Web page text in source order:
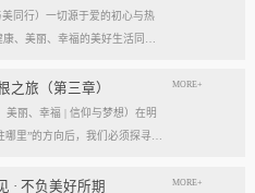
命，绘制出一幅清晰而雄心勃
步伐，从专业的深度走向事业
康领域的持续领跑者”· 定位： 我
同行）一切源于爱的初心与热
、美丽、幸福的美好生活同
着”，共同构成了葆蒂兰的精神内
，一呼一吸，生生不息。爱的
它是最初那份纯粹的善意、利
之旅（第三章）
美丽、幸福 | 信仰与梦想）在明
哪里”的方向后，我们必须探寻滋
的“源”——我们一切思想与行
MORE+
· 不负美好所期 MORE+